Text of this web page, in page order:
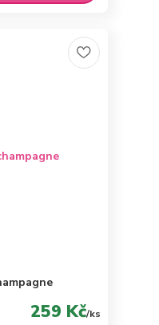
259 Kč/ks